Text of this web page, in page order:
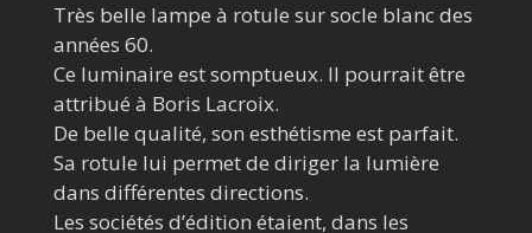
Très belle lampe à rotule sur socle blanc des
années 60.
Ce luminaire est somptueux. Il pourrait être
attribué à Boris Lacroix.
De belle qualité, son esthétisme est parfait.
Sa rotule lui permet de diriger la lumière
dans différentes directions.
Les sociétés d’édition étaient, dans les